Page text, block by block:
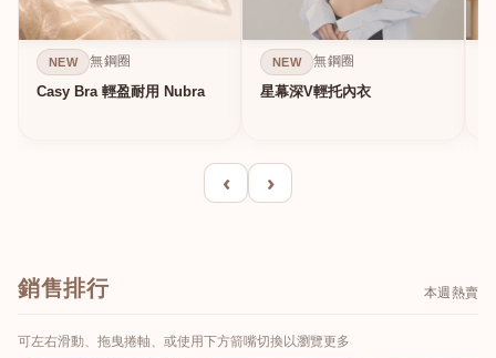
NEW 無鋼圈
Casy Bra 輕盈耐用 Nubra
NEW 無鋼圈
星幕深V輕托內衣
‹ ›
銷售排行 本週熱賣
可左右滑動、拖曳捲軸、或使用下方箭嘴切換以瀏覽更多